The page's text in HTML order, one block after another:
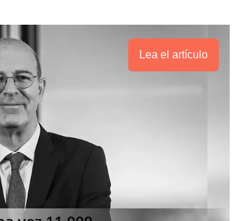
Lea el artículo